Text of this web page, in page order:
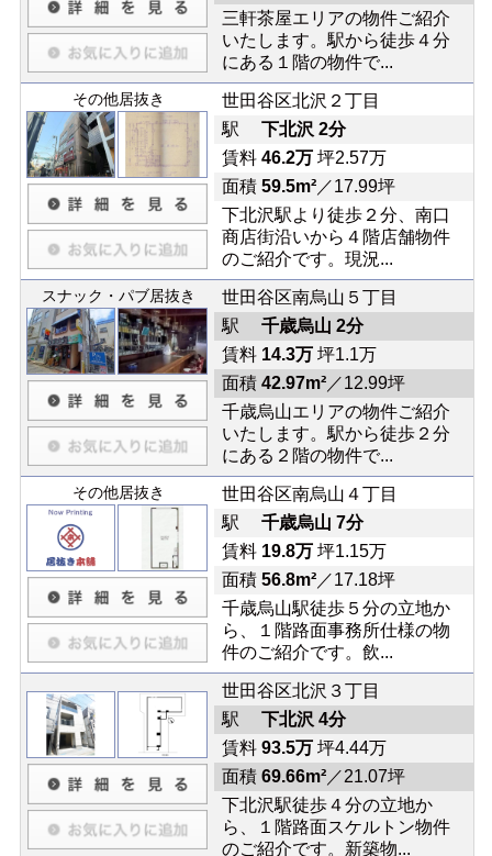
三軒茶屋エリアの物件ご紹介
いたします。駅から徒歩４分
にある１階の物件で...
その他居抜き
世田谷区北沢２丁目
駅 下北沢 2分
賃料 46.2万坪2.57万
面積 59.5m²／17.99坪
下北沢駅より徒歩２分、南口
商店街沿いから４階店舗物件
のご紹介です。現況...
スナック・パブ居抜き
世田谷区南烏山５丁目
駅 千歳烏山 2分
賃料 14.3万坪1.1万
面積 42.97m²／12.99坪
千歳烏山エリアの物件ご紹介
いたします。駅から徒歩２分
にある２階の物件で...
その他居抜き
世田谷区南烏山４丁目
駅 千歳烏山 7分
賃料 19.8万坪1.15万
面積 56.8m²／17.18坪
千歳烏山駅徒歩５分の立地か
ら、１階路面事務所仕様の物
件のご紹介です。飲...
世田谷区北沢３丁目
駅 下北沢 4分
賃料 93.5万坪4.44万
面積 69.66m²／21.07坪
下北沢駅徒歩４分の立地か
ら、１階路面スケルトン物件
のご紹介です。新築物...